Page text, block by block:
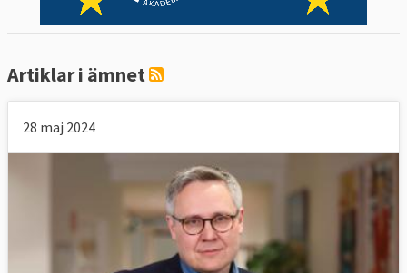
Artiklar i ämnet
28 maj 2024